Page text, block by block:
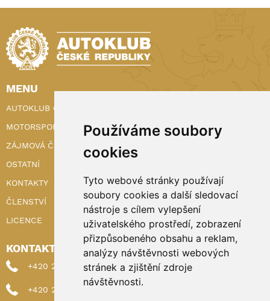
Používáme soubory
cookies
Tyto webové stránky používají
soubory cookies a další sledovací
nástroje s cílem vylepšení
uživatelského prostředí, zobrazení
přizpůsobeného obsahu a reklam,
analýzy návštěvnosti webových
stránek a zjištění zdroje
návštěvnosti.
MENU
AUTOKLUB ČR
MOTORSPORT
ZÁJMOVÁ ČINNOST
OSTATNÍ
KONTAKTY
ČLENSTVÍ
LICENCE
KONTAKTY
+420 222 898 224 (sekretariat)
+420 222 898 221 (členství)